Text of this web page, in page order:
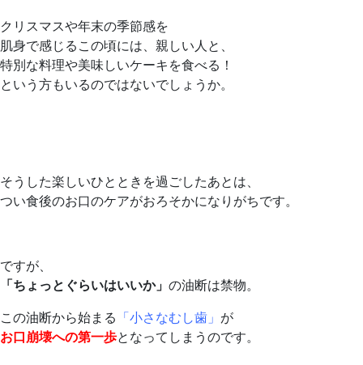
クリスマスや年末の季節感を
肌身で感じるこの頃には、親しい人と、
特別な料理や美味しいケーキを食べる！
という方もいるのではないでしょうか。
そうした楽しいひとときを過ごしたあとは、
つい食後のお口のケアがおろそかになりがちです。
ですが、
「ちょっとぐらいはいいか」 の油断は禁物。
この油断から始まる 「小さなむし歯」 が
お口崩壊への第一歩となってしまうのです。